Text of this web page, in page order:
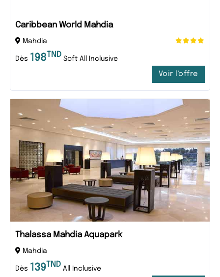
Caribbean World Mahdia
Mahdia
Dès 198 TND Soft All Inclusive
Voir l'offre
Thalassa Mahdia Aquapark
Mahdia
Dès 139 TND All Inclusive